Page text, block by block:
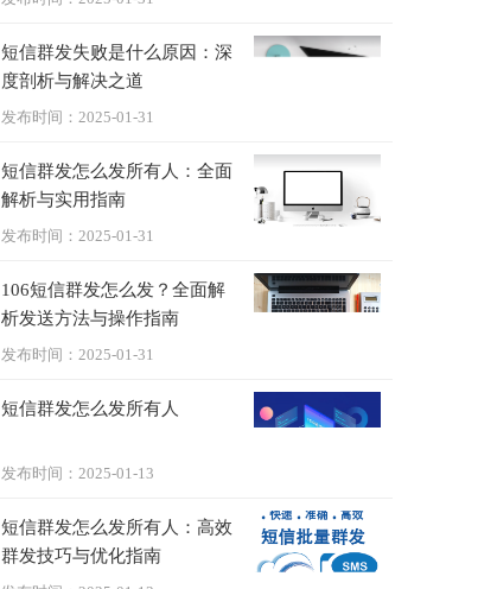
短信群发失败是什么原因：深
度剖析与解决之道
发布时间：2025-01-31
短信群发怎么发所有人：全面
解析与实用指南
发布时间：2025-01-31
106短信群发怎么发？全面解
析发送方法与操作指南
发布时间：2025-01-31
短信群发怎么发所有人
发布时间：2025-01-13
短信群发怎么发所有人：高效
群发技巧与优化指南